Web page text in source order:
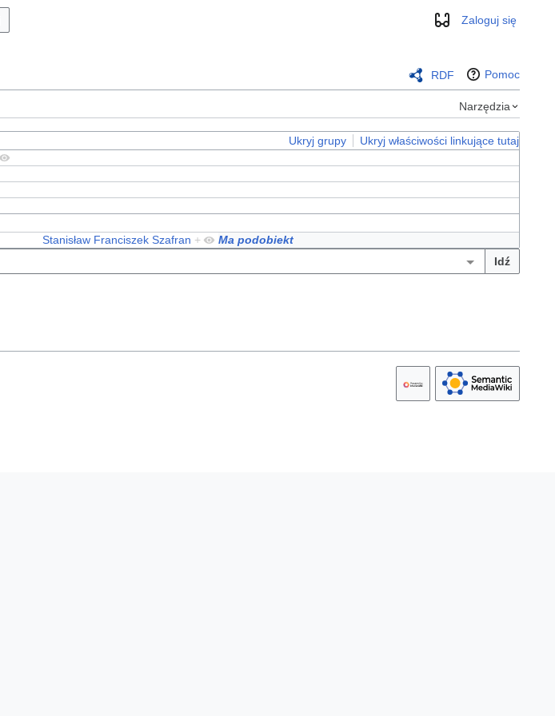
WyglądZaloguj się
RDF Pomoc
Narzędzia
Ukryj grupy
Ukryj właściwości linkujące tutaj
Ma podobiekt
Stanisław Franciszek Szafran +